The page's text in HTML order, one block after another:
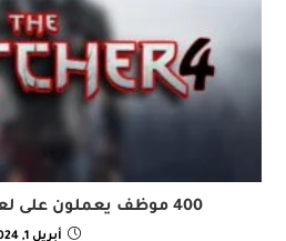
400 موظف يعملون على لعبة the witcher 4
أبريل 1, 2024